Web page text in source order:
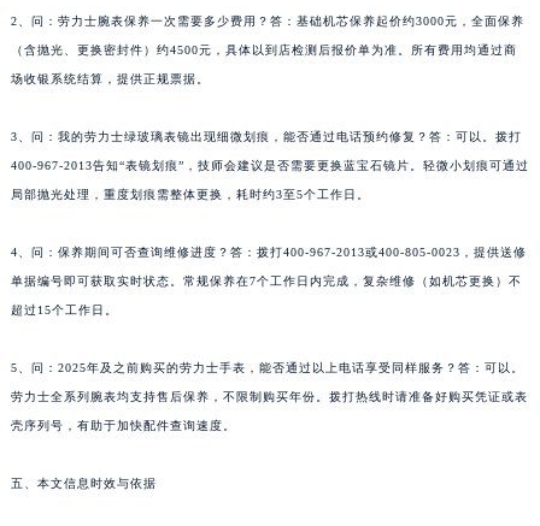
2、问：劳力士腕表保养一次需要多少费用？答：基础机芯保养起价约3000元，全面保养
（含抛光、更换密封件）约4500元，具体以到店检测后报价单为准。所有费用均通过商
场收银系统结算，提供正规票据。
3、问：我的劳力士绿玻璃表镜出现细微划痕，能否通过电话预约修复？答：可以。拨打
400-967-2013告知“表镜划痕”，技师会建议是否需要更换蓝宝石镜片。轻微小划痕可通过
局部抛光处理，重度划痕需整体更换，耗时约3至5个工作日。
4、问：保养期间可否查询维修进度？答：拨打400-967-2013或400-805-0023，提供送修
单据编号即可获取实时状态。常规保养在7个工作日内完成，复杂维修（如机芯更换）不
超过15个工作日。
5、问：2025年及之前购买的劳力士手表，能否通过以上电话享受同样服务？答：可以。
劳力士全系列腕表均支持售后保养，不限制购买年份。拨打热线时请准备好购买凭证或表
壳序列号，有助于加快配件查询速度。
五、本文信息时效与依据